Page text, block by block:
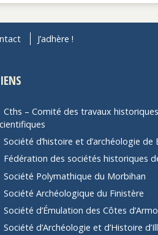
J’adhère !
Cths – Comité des travaux
Société d’histoire et d’archéologie de
Fédération des sociétés historiques
Société Polymathique du Morbihan
Société Archéologique du Finistère
Société d’Émulation des Côtes
Société d’Archéologie et d’Histoire